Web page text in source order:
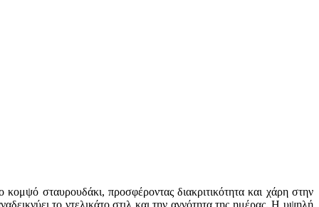
σταυρουδάκι, προσφέροντας διακριτικότητα και χάρη στην
το ντελικάτο στιλ και την αγνότητα της ημέρας. Η υψηλή